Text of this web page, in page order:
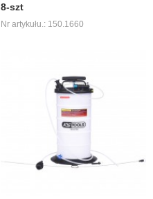
8-szt
Nr artykułu.: 150.1660